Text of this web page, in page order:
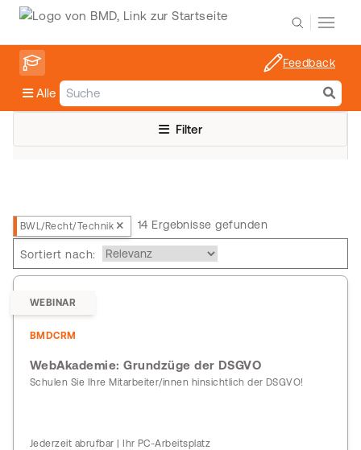
Alle
Feedback
Filter
BWL/Recht/Technik 14 Ergebnisse gefunden
Sortiert nach:
WEBINAR
BMDCRM
WebAkademie: Grundzüge der DSGVO
Schulen Sie Ihre Mitarbeiter/innen hinsichtlich der DSGVO!
Jederzeit abrufbar | Ihr PC-Arbeitsplatz